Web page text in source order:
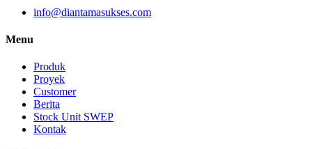
info@diantamasukses.com
Menu
Produk
Proyek
Customer
Berita
Stock Unit SWEP
Kontak